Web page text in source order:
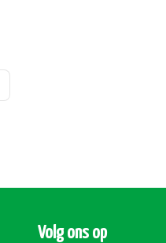
Volg ons op